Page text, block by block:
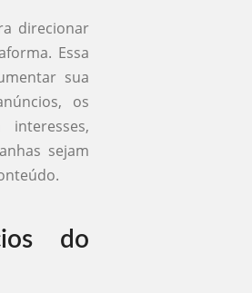
direcionar
Essa
sua
os
sejam
do